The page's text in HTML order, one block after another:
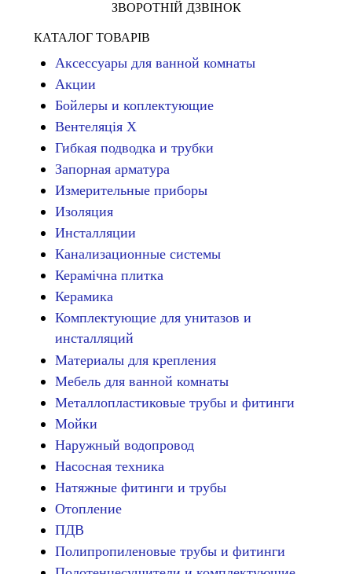
ЗВОРОТНІЙ ДЗВІНОК
КАТАЛОГ ТОВАРІВ
Аксессуары для ванной комнаты
Акции
Бойлеры и коплектующие
Вентеляція Х
Гибкая подводка и трубки
Запорная арматура
Измерительные приборы
Изоляция
Инсталляции
Канализационные системы
Керамічна плитка
Керамика
Комплектующие для унитазов и
инсталляций
Материалы для крепления
Мебель для ванной комнаты
Металлопластиковые трубы и фитинги
Мойки
Наружный водопровод
Насосная техника
Натяжные фитинги и трубы
Отопление
ПДВ
Полипропиленовые трубы и фитинги